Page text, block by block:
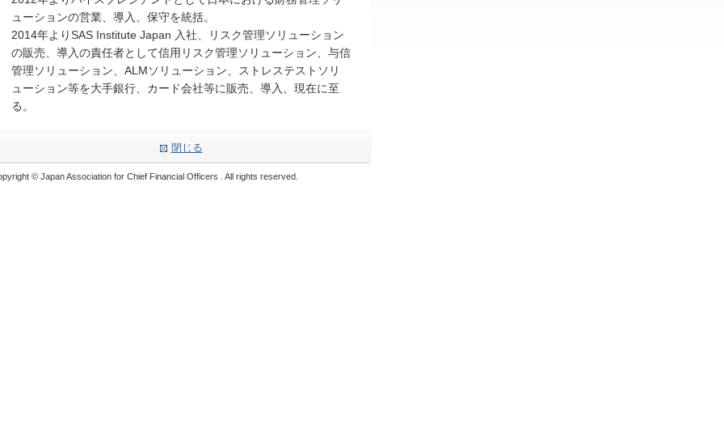
ューションの営業、導入、保守を統括。
2014年よりSAS Institute Japan 入社、リスク管理ソリューション
の販売、導入の責任者として信用リスク管理ソリューション、与信
管理ソリューション、ALMソリューション、ストレステストソリ
ューション等を大手銀行、カード会社等に販売、導入、現在に至
る。
閉じる
© Japan Association for Chief Financial Officers . All rights reserved.